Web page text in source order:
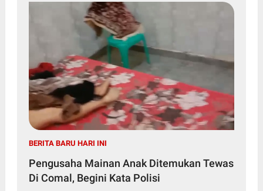
BERITA BARU HARI INI
Pengusaha Mainan Anak Ditemukan Tewas
Di Comal, Begini Kata Polisi